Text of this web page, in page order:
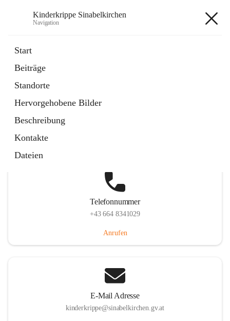
Kinderkrippe Sinabelkirchen
Navigation
Start
Beiträge
Standorte
Hervorgehobene Bilder
Beschreibung
Kontakte
Dateien
Sinabelkirchen 75, 8261, Sinabelkirchen, Weiz, Steiermark,
Telefonnummer
+43 664 8341029
Anrufen
E-Mail Adresse
kinderkrippe@sinabelkirchen.gv.at